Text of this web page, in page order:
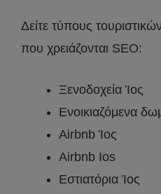
Δείτε τύπους
που χρειάζονται SEO:
Ξενοδοχεία Ίος
Ενοικιαζόμενα
Airbnb Ίος
Airbnb Ios
Εστιατόρια Ίος